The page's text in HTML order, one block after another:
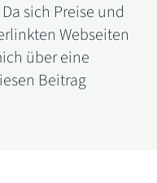
sich Preise und
Webseiten
über eine
Beitrag